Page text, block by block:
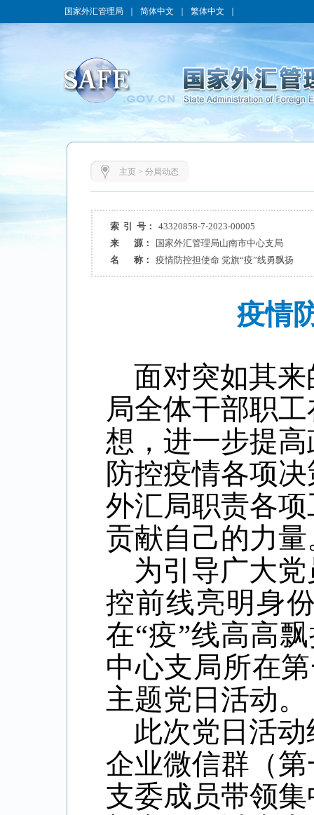
国家外汇管理局 简体中文 繁体中文
主页> 分局动态
索 引 号：
43320858-7-2023-00005
来 源：
国家外汇管理局山南市中心支局
名 称：
疫情防控担使命 党旗“疫”线勇飘扬
疫情
面对突如其
局全体干部职
想，进一步提
防控疫情各项
外汇局职责各
贡献自己的力量
为引导广大
控前线亮明身
在“疫”线高高
中心支局所在
主题党日活动。
此次党日活
企业微信群（
支委成员带领